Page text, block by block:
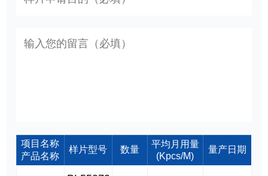
项目名称
产品名称
样片型号 数量
平均月用量
(Kpcs/M)
量产日期